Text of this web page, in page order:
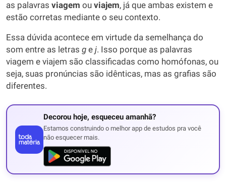
as palavras viagem ou viajem, já que ambas existem e
estão corretas mediante o seu contexto.
Essa dúvida acontece em virtude da semelhança do
som entre as letras g e j. Isso porque as palavras
viagem e viajem são classificadas como homófonas, ou
seja, suas pronúncias são idênticas, mas as grafias são
diferentes.
Decorou hoje, esqueceu amanhã?
Estamos construindo o melhor app de estudos pra você
não esquecer mais.